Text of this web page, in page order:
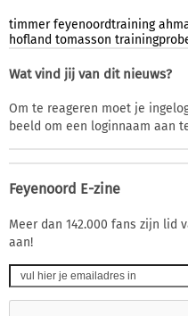
timmer feyenoordtraining
hofland tomasson
Wat vind jij van dit nieuws?
Om te reageren moet je
beeld om een loginnaam aan
Feyenoord E-zine
Meer dan 142.000 fans zijn lid
aan!